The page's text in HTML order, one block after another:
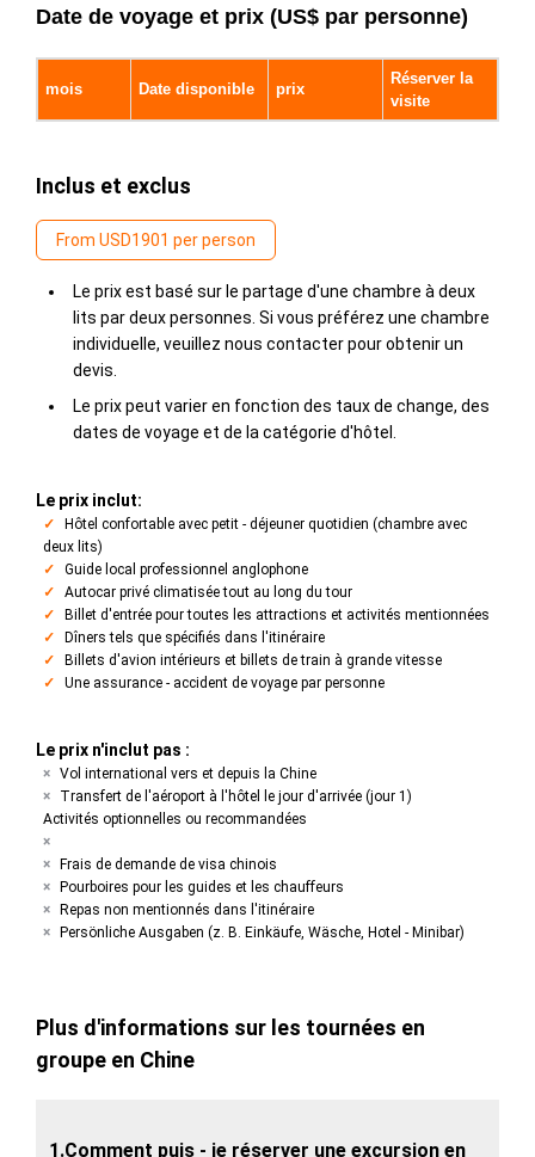
Date de voyage et prix (US$ par personne)
mois Date disponible prix
Réserver la
visite
Inclus et exclus
From USD1901 per person
Le prix est basé sur le partage d'une chambre à deux
lits par deux personnes. Si vous préférez une chambre
individuelle, veuillez nous contacter pour obtenir un
devis.
Le prix peut varier en fonction des taux de change, des
dates de voyage et de la catégorie d'hôtel.
Le prix inclut:
Hôtel confortable avec petit - déjeuner quotidien (chambre avec
deux lits)
Guide local professionnel anglophone
Autocar privé climatisée tout au long du tour
Billet d'entrée pour toutes les attractions et activités mentionnées
Dîners tels que spécifiés dans l'itinéraire
Billets d'avion intérieurs et billets de train à grande vitesse
Une assurance - accident de voyage par personne
Le prix n'inclut pas :
Vol international vers et depuis la Chine
Transfert de l'aéroport à l'hôtel le jour d'arrivée (jour 1)
Activités optionnelles ou recommandées
Frais de demande de visa chinois
Pourboires pour les guides et les chauffeurs
Repas non mentionnés dans l'itinéraire
Persönliche Ausgaben (z. B. Einkäufe, Wäsche, Hotel - Minibar)
Plus d'informations sur les tournées en
groupe en Chine
1.Comment puis - je réserver une excursion en